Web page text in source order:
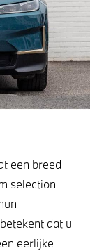
een breed
selection
dat u
eerlijke